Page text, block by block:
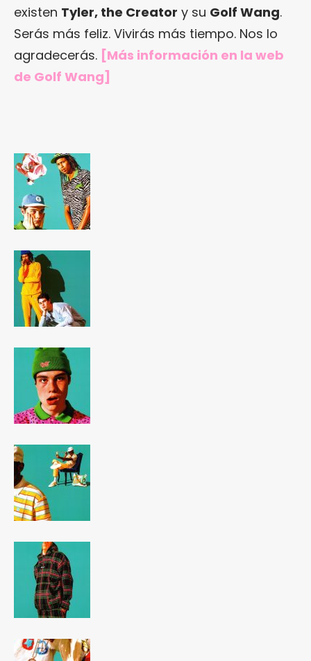
existen Tyler, the Creator y su Golf Wang.
Serás más feliz. Vivirás más tiempo. Nos lo
agradecerás. [Más información en la web
de Golf Wang]